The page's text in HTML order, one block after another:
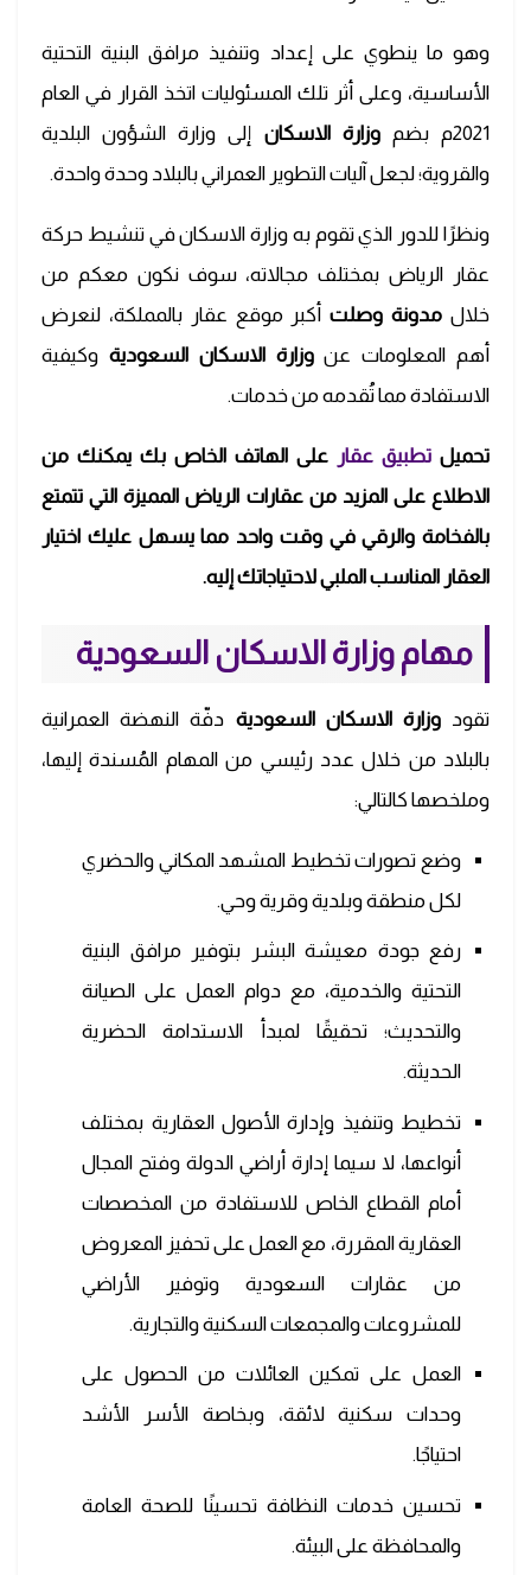
وهو ما ينطوي على إعداد وتنفيذ مرافق البنية التحتية
الأساسية، وعلى أثر تلك المسئوليات اتخذ القرار في العام
2021م بضم
وزارة الاسكان إلى وزارة الشؤون البلدية
والقروية؛ لجعل آليات التطوير العمراني بالبلاد وحدة واحدة.
ونظرًا للدور الذي تقوم به وزارة الاسكان في تنشيط حركة
عقار الرياض بمختلف مجالاته، سوف نكون معكم من
خلال مدونة وصلت
أكبر موقع عقار بالمملكة، لنعرض
أهم المعلومات عنوزارة الاسكان السعودية وكيفية
الاستفادة مما تُقدمه من خدمات.
تحميل تطبيق عقار على الهاتف الخاص بك يمكنك من
الاطلاع على المزيد من عقارات الرياض المميزة التي تتمتع
بالفخامة والرقي في وقت واحد مما يسهل عليك اختيار
العقار المناسب الملبي لاحتياجاتك إليه.
مهام وزارة الاسكان السعودية
تقودوزارة الاسكان السعودية دفّة النهضة العمرانية
بالبلاد من خلال عدد رئيسي من المهام المُسندة إليها،
وملخصها كالتالي:
وضع تصورات تخطيط المشهد المكاني والحضري
لكل منطقة وبلدية وقرية وحي.
رفع جودة معيشة البشر بتوفير مرافق البنية
التحتية والخدمية، مع دوام العمل على الصيانة
والتحديث؛ تحقيقًا لمبدأ الاستدامة الحضرية
الحديثة.
تخطيط وتنفيذ وإدارة الأصول العقارية بمختلف
أنواعها، لا سيما إدارة أراضي الدولة وفتح المجال
أمام القطاع الخاص للاستفادة من المخصصات
العقارية المقررة، مع العمل على تحفيز المعروض
من عقارات السعودية وتوفير الأراضي
للمشروعات والمجمعات السكنية والتجارية.
العمل على تمكين العائلات من الحصول على
وحدات سكنية لائقة، وبخاصة الأسر الأشد
احتياجًا.
تحسين خدمات النظافة تحسينًا للصحة العامة
والمحافظة على البيئة.